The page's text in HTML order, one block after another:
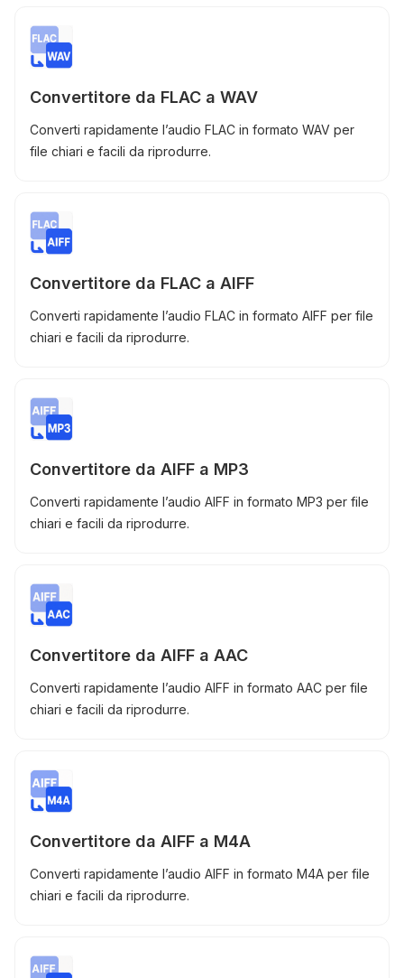
Convertitore da FLAC a WAV
Converti rapidamente l’audio FLAC in formato WAV per
file chiari e facili da riprodurre.
Convertitore da FLAC a AIFF
Converti rapidamente l’audio FLAC in formato AIFF per file
chiari e facili da riprodurre.
Convertitore da AIFF a MP3
Converti rapidamente l’audio AIFF in formato MP3 per file
chiari e facili da riprodurre.
Convertitore da AIFF a AAC
Converti rapidamente l’audio AIFF in formato AAC per file
chiari e facili da riprodurre.
Convertitore da AIFF a M4A
Converti rapidamente l’audio AIFF in formato M4A per file
chiari e facili da riprodurre.